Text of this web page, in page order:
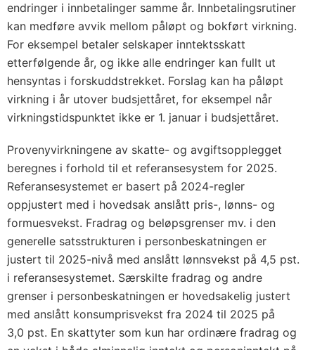
endringer i innbetalinger samme år. Innbetalingsrutiner
kan medføre avvik mellom påløpt og bokført virkning.
For eksempel betaler selskaper inntektsskatt
etterfølgende år, og ikke alle endringer kan fullt ut
hensyntas i forskuddstrekket. Forslag kan ha påløpt
virkning i år utover budsjettåret, for eksempel når
virkningstidspunktet ikke er 1. januar i budsjettåret.
Provenyvirkningene av skatte- og avgiftsopplegget
beregnes i forhold til et referansesystem for 2025.
Referansesystemet er basert på 2024-regler
oppjustert med i hovedsak anslått pris-, lønns- og
formuesvekst. Fradrag og beløpsgrenser mv. i den
generelle satsstrukturen i personbeskatningen er
justert til 2025-nivå med anslått lønnsvekst på 4,5 pst.
i referansesystemet. Særskilte fradrag og andre
grenser i personbeskatningen er hovedsakelig justert
med anslått konsumprisvekst fra 2024 til 2025 på
3,0 pst. En skattyter som kun har ordinære fradrag og